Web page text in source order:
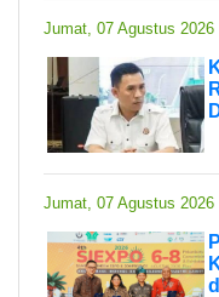
Jumat, 07 Agustus 2026
Jumat, 07 Agustus 2026